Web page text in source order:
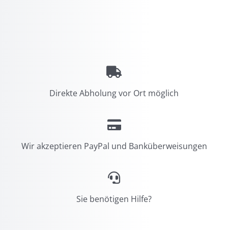
Direkte Abholung vor Ort möglich
Wir akzeptieren PayPal und Banküberweisungen
Sie benötigen Hilfe?